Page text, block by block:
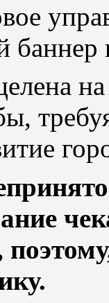
баннер